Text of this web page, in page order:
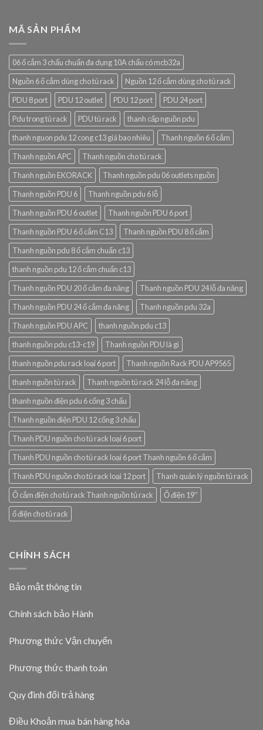
MÃ SẢN PHẨM
06 ổ cắm 3 chấu chuẩn đa dụng 10A chấu có mcb32a
Nguồn 6 ổ cắm dùng cho tủ rack
Nguồn 12 ổ cắm dùng cho tủ rack
PDU 8 port
PDU 12 outlet PDU 12 port
PDU 24 port
Pdu trong tủ rack
PDU tủ rack
thanh cấp nguồn pdu
thanh nguon pdu 12 cong c13 giá bao nhiêu
Thanh nguồn 6 ổ cắm
Thanh nguồn APC
Thanh nguồn cho tủ rack
Thanh nguồn EKORACK
Thanh nguồn pdu 06 outlets nguồn
Thanh nguồn PDU 6
Thanh nguồn pdu 6 lỗ
Thanh nguồn PDU 6 outlet
Thanh nguồn PDU 6 port
Thanh nguồn PDU 6 ổ cắm C13
Thanh nguồn PDU 8 ổ cắm
Thanh nguồn pdu 8 ổ cắm chuẩn c13
thanh nguồn pdu 12 ổ cắm chuẩn c13
Thanh nguồn PDU 20 ổ cắm đa năng
Thanh nguồn PDU 24 lỗ đa năng
Thanh nguồn PDU 24 ổ cắm đa năng
Thanh nguồn pdu 32a
Thanh nguồn PDU APC
thanh nguồn pdu c13
thanh nguồn pdu c13-c19
Thanh nguồn PDU là gì
thanh nguồn pdu rack loại 6 port
Thanh nguồn Rack PDU AP9565
thanh nguồn tủ rack
Thanh nguồn tủ rack 24 lỗ đa năng
thanh nguồn điện pdu 6 cổng 3 chấu
Thanh nguồn điện PDU 12 cổng 3 chấu
Thanh PDU nguồn cho tủ rack loại 6 port
Thanh PDU nguồn cho tủ rack loại 6 port Thanh nguồn 6 ổ cắm
Thanh PDU nguồn cho tủ rack loại 12 port
Thanh quản lý nguồn tủ rack
Ổ cắm điện cho tủ rack Thanh nguồn tủ rack
Ổ điện 19''
ổ điện cho tủ rack
CHÍNH SÁCH
Bảo mật thông tin
Chính sách bảo Hành
Phương thức Vận chuyển
Phương thức thanh toán
Quy đinh đổi trả hàng
Điều Khoản mua bán hàng hóa